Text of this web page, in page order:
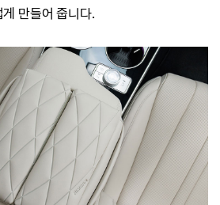
만들어 줍니다.